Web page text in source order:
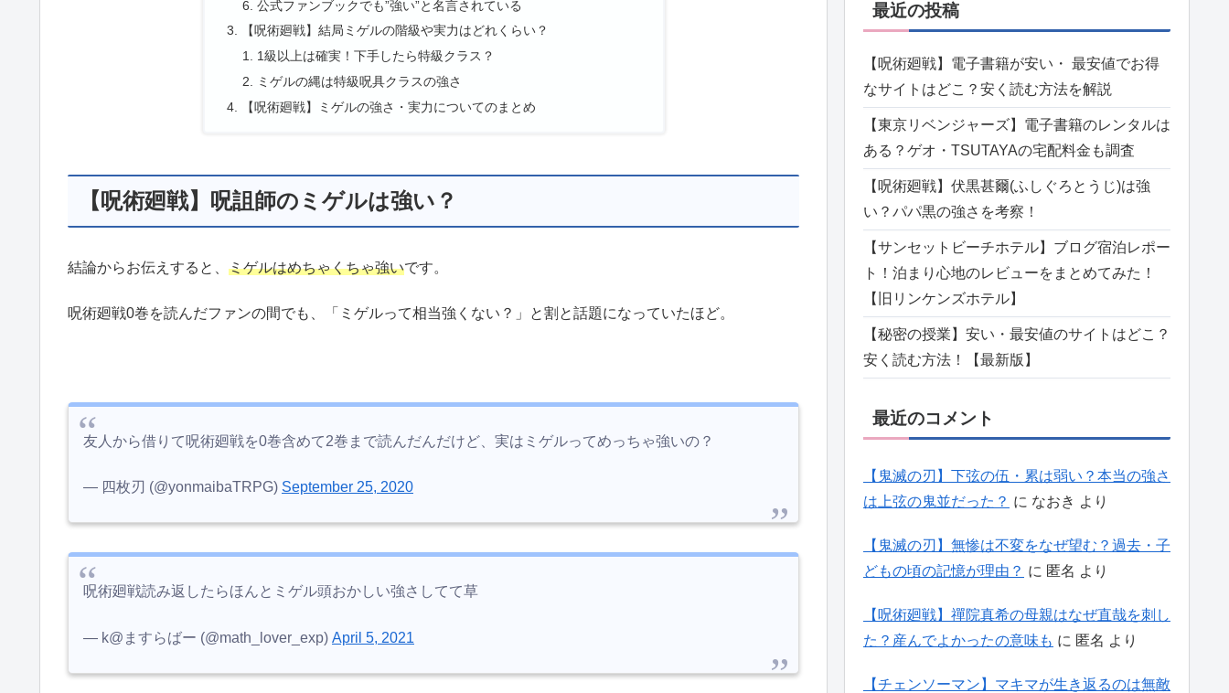
公式ファンブックでも”強い”と名言されている
【呪術廻戦】結局ミゲルの階級や実力はどれくらい？
1級以上は確実！下手したら特級クラス？
ミゲルの縄は特級呪具クラスの強さ
【呪術廻戦】ミゲルの強さ・実力についてのまとめ
【呪術廻戦】呪詛師のミゲルは強い？
結論からお伝えすると、 ミゲルはめちゃくちゃ強いです。
呪術廻戦0巻を読んだファンの間でも、「ミゲルって相当強くない？」と割と話題になっていたほど。
友人から借りて呪術廻戦を0巻含めて2巻まで読んだんだけど、実はミゲルってめっちゃ強いの？
— 四枚刃 (@yonmaibaTRPG) September 25, 2020
呪術廻戦読み返したらほんとミゲル頭おかしい強さしてて草
— k@ますらばー (@math_lover_exp) April 5, 2021
最近の投稿
【呪術廻戦】電子書籍が安い・ 最安値でお得
なサイトはどこ？安く読む方法を解説
【東京リベンジャーズ】電子書籍のレンタルは
ある？ゲオ・TSUTAYAの宅配料金も調査
【呪術廻戦】伏黒甚爾(ふしぐろとうじ)は強
い？パパ黒の強さを考察！
【サンセットビーチホテル】ブログ宿泊レポー
ト！泊まり心地のレビューをまとめてみた！
【旧リンケンズホテル】
【秘密の授業】安い・最安値のサイトはどこ？
安く読む方法！【最新版】
最近のコメント
【鬼滅の刃】下弦の伍・累は弱い？本当の強さ
は上弦の鬼並だった？ に なおき より
【鬼滅の刃】無惨は不変をなぜ望む？過去・子
どもの頃の記憶が理由？ に 匿名 より
【呪術廻戦】禪院真希の母親はなぜ直哉を刺し
た？産んでよかったの意味も に 匿名 より
【チェンソーマン】マキマが生き返るのは無敵